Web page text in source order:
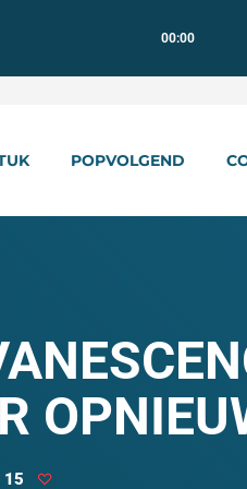
00:00
POPVOLGEND
15